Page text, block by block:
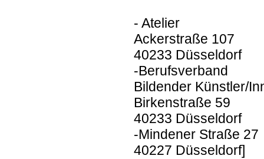
- Atelier
Ackerstraße 107
40233 Düsseldorf
-Berufsverband
Bildender Künstler/
Birkenstraße 59
40233 Düsseldorf
-Mindener Straße 27
40227 Düsseldorf]